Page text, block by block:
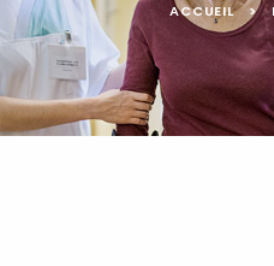
ACCUEIL